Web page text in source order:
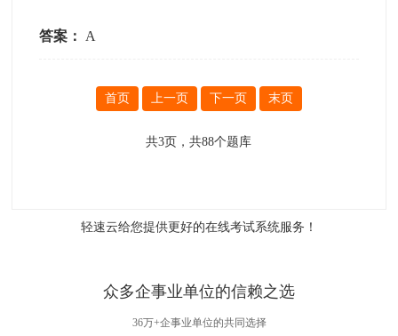
答案： A
首页 上一页 下一页 末页
共3页，共88个题库
轻速云给您提供更好的在线考试系统服务！
众多企事业单位的信赖之选
36万+企事业单位的共同选择